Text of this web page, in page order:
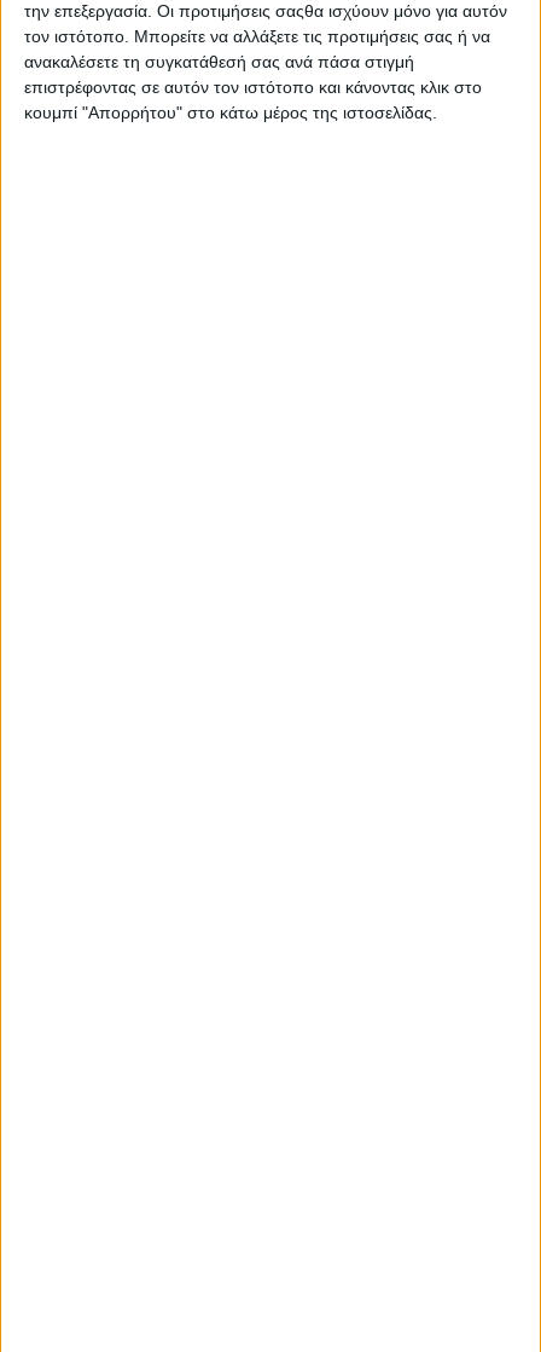
την επεξεργασία. Οι προτιμήσεις σαςθα ισχύουν μόνο για αυτόν
τον ιστότοπο. Μπορείτε να αλλάξετε τις προτιμήσεις σας ή να
ανακαλέσετε τη συγκατάθεσή σας ανά πάσα στιγμή
επιστρέφοντας σε αυτόν τον ιστότοπο και κάνοντας κλικ στο
κουμπί "Απορρήτου" στο κάτω μέρος της ιστοσελίδας.
Το σύστημα που αυτοματοποιεί τον έλεγχο του
συμπλέκτη και κάνει τα ακούσια σβησίματα του
κινητήρα παρελθόν μπορούμε τώρα να το βρούμε και
στις Transalp XL750 και το CB750 Hornet, οι οποίες
είναι τώρα διαθέσιμες στην ελληνική αγορά και